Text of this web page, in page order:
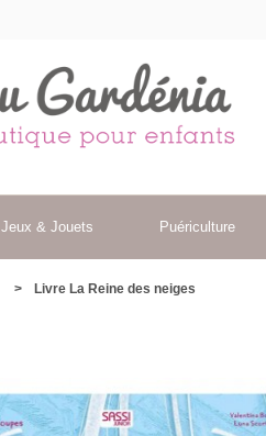
Jeux & Jouets Puériculture
> Livre La Reine des neiges